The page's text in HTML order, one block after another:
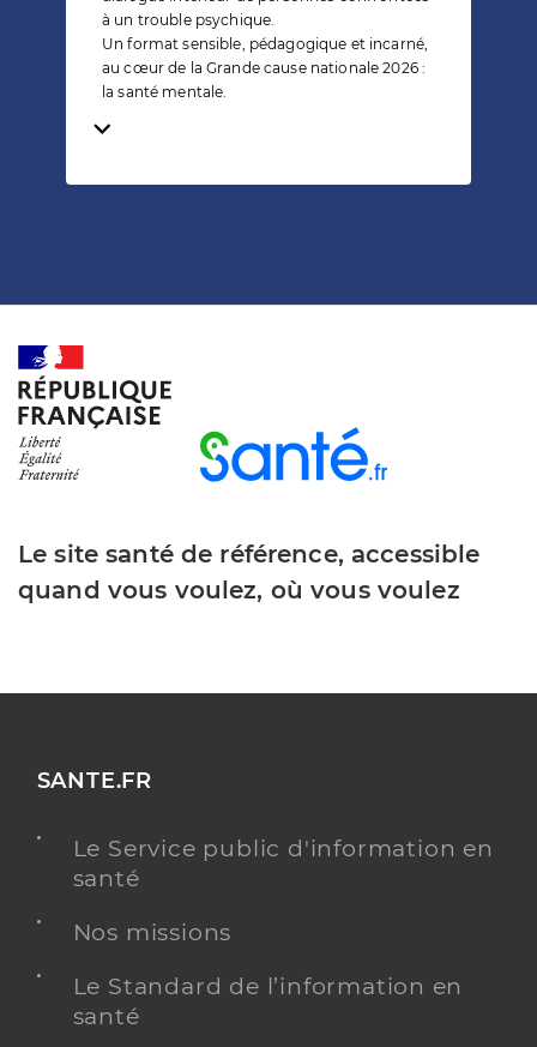
à un trouble psychique.
Un format sensible, pédagogique et incarné,
au cœur de la Grande cause nationale 2026 :
la santé mentale.
Temps de lecture
Le site santé de référence, accessible
quand vous voulez, où vous voulez
SANTE.FR
Le Service public d'information en
santé
Nos missions
Le Standard de l’information en
santé